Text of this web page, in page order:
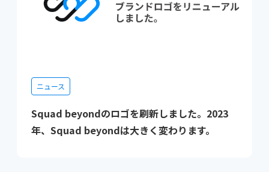
ニュース
Squad beyondのロゴを刷新しました。2023
年、Squad beyondは大きく変わります。